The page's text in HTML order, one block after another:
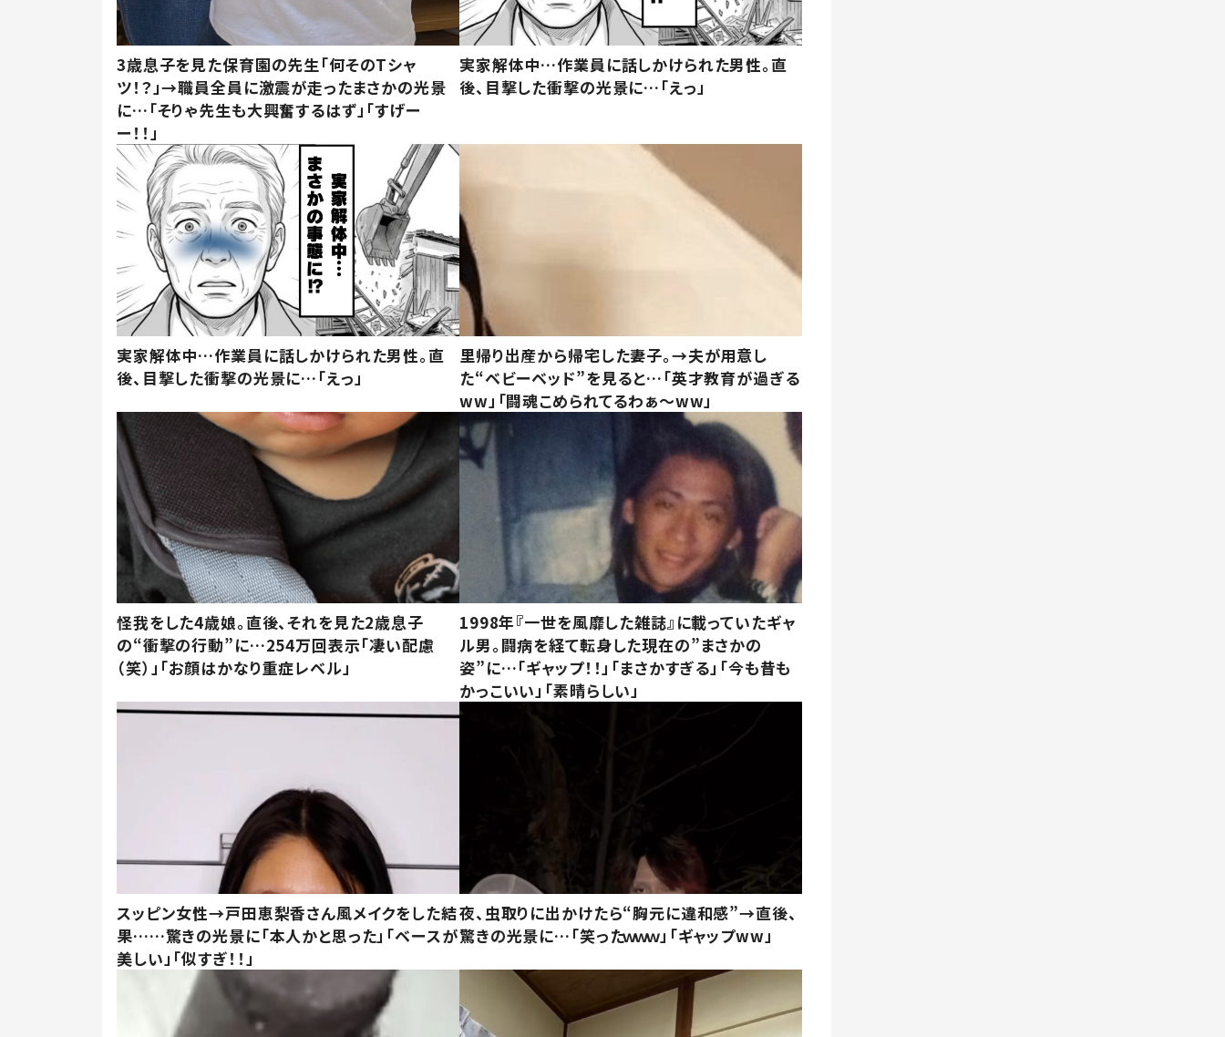
3歳息子を見た保育園の先生「何そのTシャ
ツ！？」→職員全員に激震が走ったまさかの光景
に…「そりゃ先生も大興奮するはず」「すげー
ー！！」
実家解体中…作業員に話しかけられた男性。直
後、目撃した衝撃の光景に…「えっ」
実家解体中…作業員に話しかけられた男性。直
後、目撃した衝撃の光景に…「えっ」
里帰り出産から帰宅した妻子。→夫が用意し
た“ベビーベッド”を見ると…「英才教育が過ぎる
ww」「闘魂こめられてるわぁ～ww」
怪我をした4歳娘。直後、それを見た2歳息子
の“衝撃の行動”に…254万回表示「凄い配慮
（笑）」「お顔はかなり重症レベル」
1998年『一世を風靡した雑誌』に載っていたギャ
ル男。闘病を経て転身した現在の”まさかの
姿”に…「ギャップ！！」「まさかすぎる」「今も昔も
かっこいい」「素晴らしい」
スッピン女性→戸田恵梨香さん風メイクをした結
果……驚きの光景に「本人かと思った」「ベースが
美しい」「似すぎ！！」
夜、虫取りに出かけたら“胸元に違和感”→直後、
驚きの光景に…「笑ったｗｗｗ」「ギャップww」